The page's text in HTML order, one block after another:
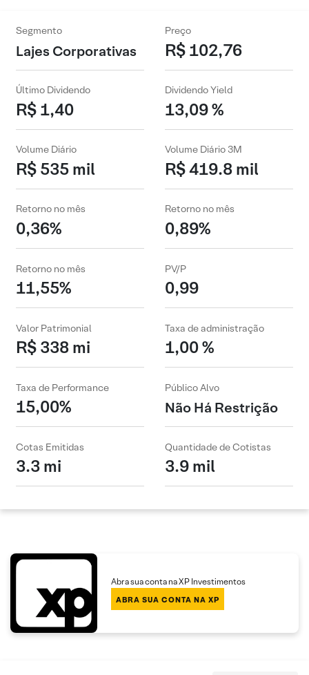
Segmento
Lajes Corporativas
Preço
R$ 102,76
Último Dividendo
R$ 1,40
Dividendo Yield
13,09 %
Volume Diário
R$ 535 mil
Volume Diário 3M
R$ 419.8 mil
Retorno no mês
0,36%
Retorno no mês
0,89%
Retorno no mês
11,55%
PV/P
0,99
Valor Patrimonial
R$ 338 mi
Taxa de administração
1,00 %
Taxa de Performance
15,00%
Público Alvo
Não Há Restrição
Cotas Emitidas
3.3 mi
Quantidade de Cotistas
3.9 mil
Abra sua conta na XP Investimentos
ABRA SUA CONTA NA XP